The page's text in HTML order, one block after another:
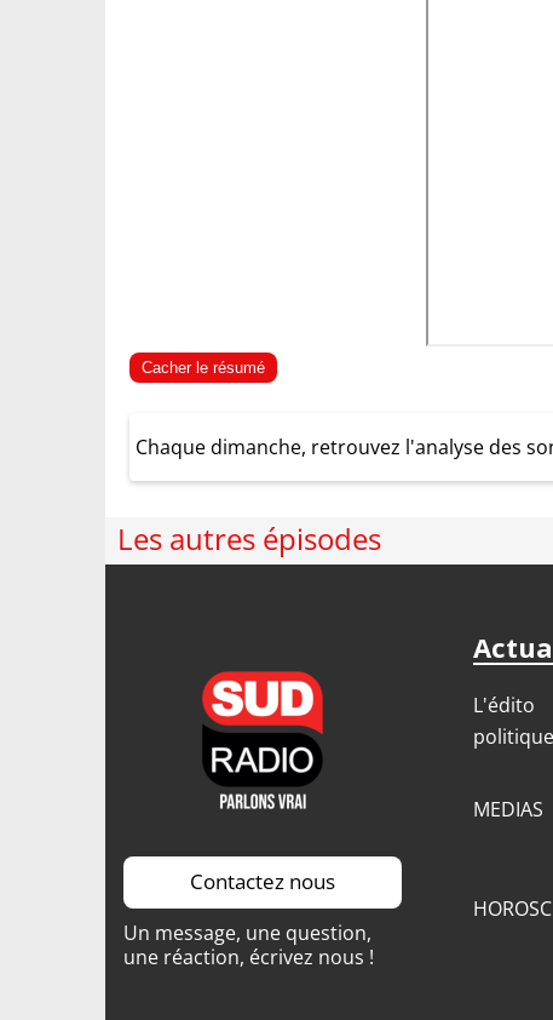
Cacher le résumé
Chaque dimanche, retrouvez l'analyse des
Les autres épisodes
Contactez nous
Un message, une question,
une réaction, écrivez nous !
L'édito
politique
MEDIAS